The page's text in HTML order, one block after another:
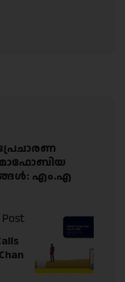
എം.എ